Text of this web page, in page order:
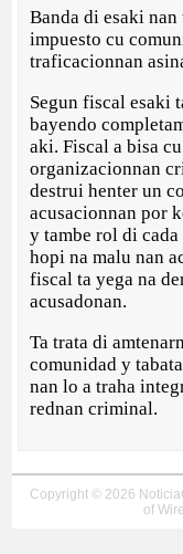
Banda di esaki
impuesto cu
traficacionnan
Segun fiscal esaki
bayendo
aki. Fiscal a bisa
organizacionnan
destrui henter un
acusacionnan por
y tambe rol di
hopi na malu nan
fiscal ta yega na
acusadonan.
Ta trata di
comunidad y
nan lo a traha
rednan criminal.
Copyright © 2026
of